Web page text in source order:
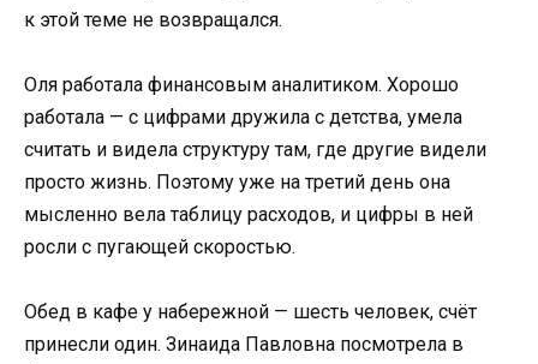
к этой теме не возвращался.
Оля работала финансовым аналитиком. Хорошо
работала — с цифрами дружила с детства, умела
считать и видела структуру там, где другие видели
просто жизнь. Поэтому уже на третий день она
мысленно вела таблицу расходов, и цифры в ней
росли с пугающей скоростью.
Обед в кафе у набережной — шесть человек, счёт
принесли один. Зинаида Павловна посмотрела в